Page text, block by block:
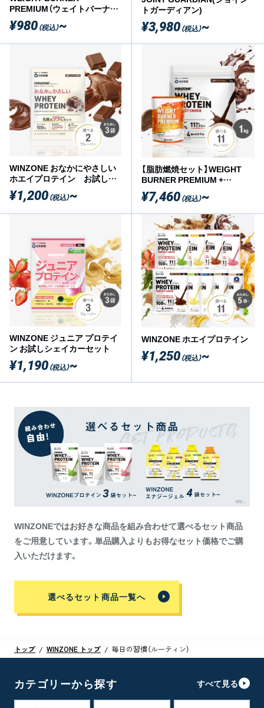
PREMIUM（ウェイトバーナー
プレミアム）
¥980（税込）~
トガーディアン)
¥3,980（税込）~
WINZONE おなかにやさしい
ホエイプロテイン お試しセ
ット
¥1,200（税込）~
【脂肪燃焼セット】WEIGHT
BURNER PREMIUM +
WINZONEプロテイン
¥7,460（税込）~
WINZONE ジュニア プロテイ
ン お試しシェイカーセット
¥1,190（税込）~
WINZONE ホエイプロテイン
¥1,250（税込）~
WINZONEではお好きな商品を組み合わせて選べるセット商品
をご用意しています。単品購入よりもお得なセット価格でご購
入いただけます。
選べるセット商品一覧へ
トップ WINZONE トップ 毎日の習慣（ルーティン）
カテゴリーから探す すべて見る